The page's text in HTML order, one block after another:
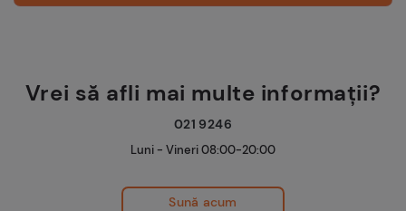
Vrei să afli mai multe informații?
021 9246
Luni - Vineri 08:00-20:00
Sună acum